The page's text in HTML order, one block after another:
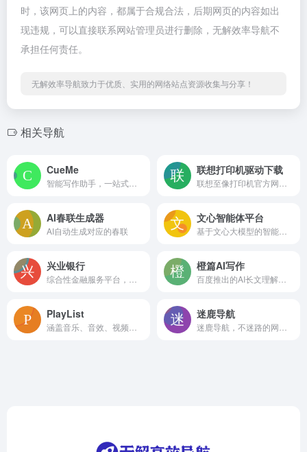
时，该网页上的内容，都属于合规合法，后期网页的内容如出
现违规，可以直接联系网站管理员进行删除，无解效率导航不
承担任何责任。
无解效率导航致力于优质、实用的网络站点资源收集与分享！
相关导航
CueMe 联想打印机驱动下载
AI春联生成器
AI自动生成对应的春联
文心智能体平台
兴业银行 橙篇AI写作
PlayList 迷鹿导航